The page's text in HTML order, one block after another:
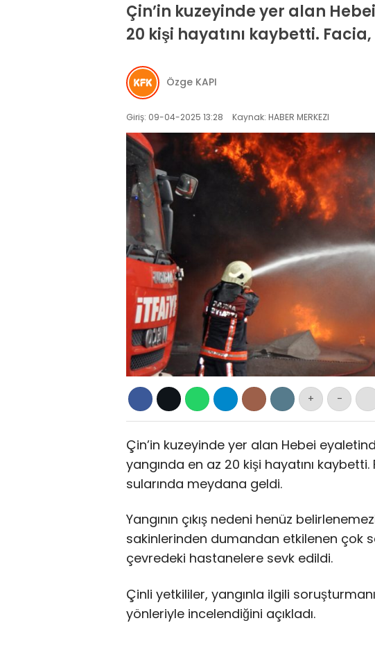
Çin’in kuzeyinde yer alan
20 kişi hayatını kaybetti.
Özge KAPI
Giriş: 09-04-2025 13:28 Kaynak: HABER MERKEZI
+ -
Çin’in kuzeyinde yer alan Hebei
yangında en az 20 kişi hayatını
sularında meydana geldi.
Yangının çıkış nedeni henüz
sakinlerinden dumandan etkilenen çok
çevredeki hastanelere sevk edildi.
Çinli yetkililer, yangınla ilgili
yönleriyle incelendiğini açıkladı.